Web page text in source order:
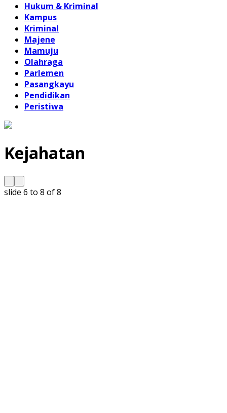
Hukum & Kriminal
Kampus
Kriminal
Majene
Mamuju
Olahraga
Parlemen
Pasangkayu
Pendidikan
Peristiwa
Kejahatan
slide 6 to 8 of 8